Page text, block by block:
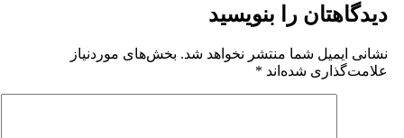
را بنویسید
ایمیل شما منتشر نخواهد شد. بخش‌های موردنیاز
شده‌اند*